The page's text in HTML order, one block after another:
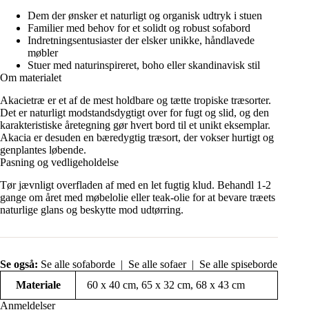
Dem der ønsker et naturligt og organisk udtryk i stuen
Familier med behov for et solidt og robust sofabord
Indretningsentusiaster der elsker unikke, håndlavede
møbler
Stuer med naturinspireret, boho eller skandinavisk stil
Om materialet
Akacietræ er et af de mest holdbare og tætte tropiske træsorter.
Det er naturligt modstandsdygtigt over for fugt og slid, og den
karakteristiske åretegning gør hvert bord til et unikt eksemplar.
Akacia er desuden en bæredygtig træsort, der vokser hurtigt og
genplantes løbende.
Pasning og vedligeholdelse
Tør jævnligt overfladen af med en let fugtig klud. Behandl 1-2
gange om året med møbelolie eller teak-olie for at bevare træets
naturlige glans og beskytte mod udtørring.
Se også: Se alle sofaborde | Se alle sofaer| Se alle spiseborde
Materiale
60 x 40 cm, 65 x 32 cm, 68 x 43 cm
Anmeldelser